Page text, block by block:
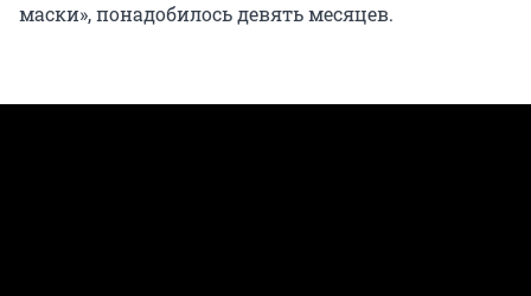
маски», понадобилось девять месяцев.